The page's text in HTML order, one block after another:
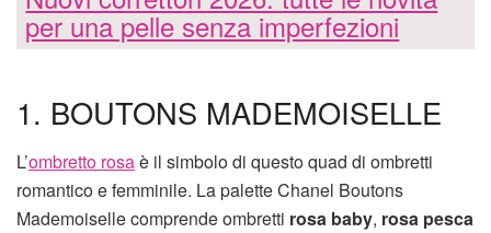
per una pelle senza imperfezioni
1. BOUTONS MADEMOISELLE
L’ombretto rosaè il simbolo di questo quad di ombretti
romantico e femminile. La palette Chanel Boutons
Mademoiselle comprende ombretti rosa baby, rosa pesca